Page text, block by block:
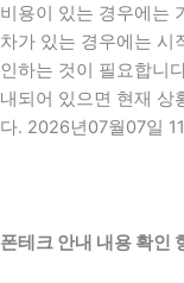
비용이 있는 경우에는
차가 있는 경우에는 시
인하는 것이 필요합니
내되어 있으면 현재 상
다. 2026년07월07일
폰테크 안내 내용 확